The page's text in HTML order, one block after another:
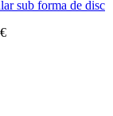
sub forma de disc
€